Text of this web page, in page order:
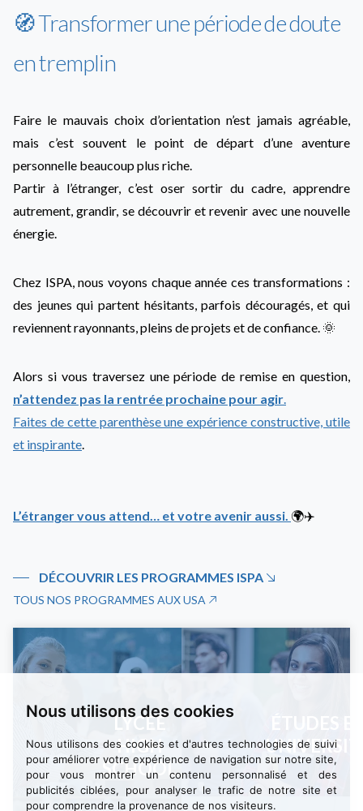
Nous utilisons des cookies
Nous utilisons des cookies et d'autres technologies de suivi
pour améliorer votre expérience de navigation sur notre site,
pour vous montrer un contenu personnalisé et des
publicités ciblées, pour analyser le trafic de notre site et
pour comprendre la provenance de nos visiteurs.
🧭 Transformer une période de doute
en tremplin
Faire le mauvais choix d’orientation n’est jamais agréable,
mais c’est souvent le point de départ d’une aventure
personnelle beaucoup plus riche.
Partir à l’étranger, c’est oser sortir du cadre, apprendre
autrement, grandir, se découvrir et revenir avec une nouvelle
énergie.
Chez ISPA, nous voyons chaque année ces transformations :
des jeunes qui partent hésitants, parfois découragés, et qui
reviennent rayonnants, pleins de projets et de confiance. 🌞
Alors si vous traversez une période de remise en question,
n’attendez pas la rentrée prochaine pour agir.
Faites de cette parenthèse une expérience constructive, utile
et inspirante.
L’étranger vous attend… et votre avenir aussi. 🌍✈️
DÉCOUVRIR LES PROGRAMMES ISPA
TOUS NOS PROGRAMMES AUX USA
LYCÉE
HIGH
SCHOOL